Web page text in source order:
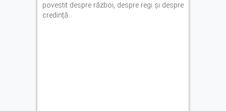
povestit despre război, despre regi și despre
credință.